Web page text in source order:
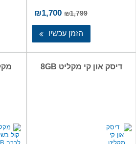
₪1,799
המחיר
המקורי
היה:
₪1,799.
₪1,700
הנוכחי
₪1,700.
הזמן עכשיו
דיסק און קי מקליט 8GB